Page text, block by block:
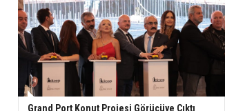
Konut Satışları Güçlü
Seyrini Korudu Yabancıya
Satış Geriledi
Grand Port Konut Projesi Görücüye Çıktı